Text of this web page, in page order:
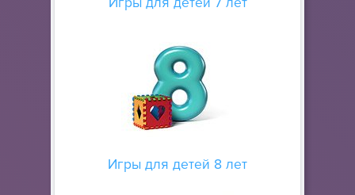
Игры для детей 8 лет